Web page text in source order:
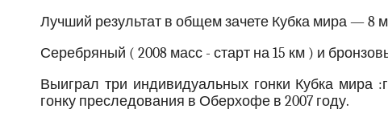
Лучший результат в общем зачете Кубка мира — 8
Серебряный ( 2008 масс - старт на 15 км ) и
Выиграл три индивидуальных гонки Кубка мира
гонку преследования в Оберхофе в 2007 году.